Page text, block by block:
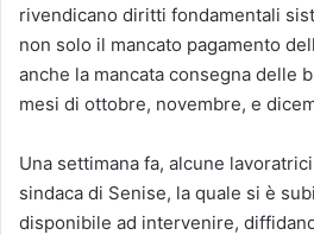
rivendicano diritti fondamentali
non solo il mancato pagamento
anche la mancata consegna delle
mesi di ottobre, novembre, e
Una settimana fa, alcune
sindaca di Senise, la quale si è
disponibile ad intervenire,